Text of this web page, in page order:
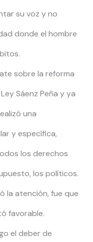
su voz y no
donde el hombre
sobre la reforma
Sáenz Peña y ya
una
y específica,
los derechos
los políticos.
la atención, fue que
favorable.
el deber de